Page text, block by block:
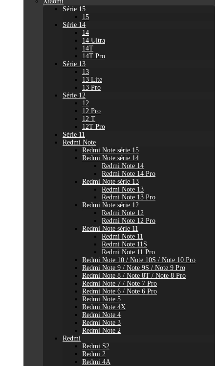
Série 15
15
Série 14
14
14 Ultra
14T
14T Pro
Série 13
13
13 Lite
13 Pro
Série 12
12
12 Pro
12 T
12T Pro
Série 11
Redmi Note
Redmi Note série 15
Redmi Note série 14
Redmi Note 14
Redmi Note 14 Pro
Redmi Note série 13
Redmi Note 13
Redmi Note 13 Pro
Redmi Note série 12
Redmi Note 12
Redmi Note 12 Pro
Redmi Note série 11
Redmi Note 11
Redmi Note 11S
Redmi Note 11 Pro
Redmi Note 10 / Note 10S / Note 10 Pro
Redmi Note 9 / Note 9S / Note 9 Pro
Redmi Note 8 / Note 8T / Note 8 Pro
Redmi Note 7 / Note 7 Pro
Redmi Note 6 / Note 6 Pro
Redmi Note 5
Redmi Note 4X
Redmi Note 4
Redmi Note 3
Redmi Note 2
Redmi
Redmi S2
Redmi 2
Redmi 4A